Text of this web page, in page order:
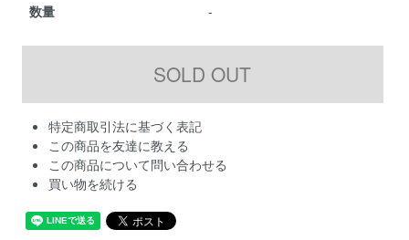
数量
-
特定商取引法に基づく表記
この商品を友達に教える
この商品について問い合わせる
買い物を続ける